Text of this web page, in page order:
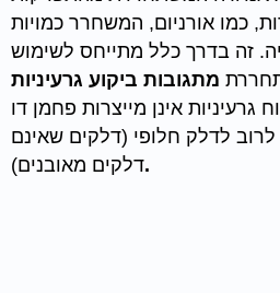
כמו אורניום, המשחרר כמויות
זה בדרך כלל מתייחס לשימוש
מתגובות ביקוע גרעיניות
גרעיניות אינן מייצרות פחמן דו
לדלק חלופי (דלקים שאינם
דלקים מאובנים).